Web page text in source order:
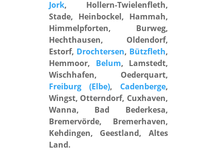
Jork, Hollern-Twielenfleth,
Stade, Heinbockel, Hammah,
Himmelpforten, Burweg,
Hechthausen, Oldendorf,
Estorf, Drochtersen, Bützfleth,
Hemmoor, Belum, Lamstedt,
Wischhafen, Oederquart,
Freiburg (Elbe), Cadenberge,
Wingst, Otterndorf, Cuxhaven,
Wanna, Bad Bederkesa,
Bremervörde, Bremerhaven,
Kehdingen, Geestland, Altes
Land.